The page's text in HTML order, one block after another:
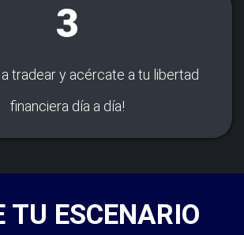
3
a tradear y acércate a tu libertad
financiera día a día!
TU ESCENARIO